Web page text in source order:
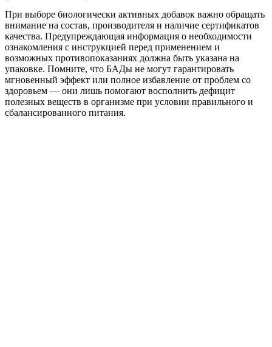
При выборе биологически активных добавок важно обращать
внимание на состав, производителя и наличие сертификатов
качества. Предупреждающая информация о необходимости
ознакомления с инструкцией перед применением и
возможных противопоказаниях должна быть указана на
упаковке. Помните, что БАДы не могут гарантировать
мгновенный эффект или полное избавление от проблем со
здоровьем — они лишь помогают восполнить дефицит
полезных веществ в организме при условии правильного и
сбалансированного питания.